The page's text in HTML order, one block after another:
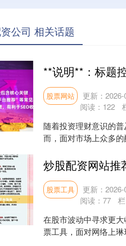
公司 相关话题
股票网站 更新：2026-
阅读： 122
随着投资理财意识的
而，面对市场上众多
炒股配资网站推
股票工具 更新：2026-
阅读： 77
在股市波动中寻求更
票工具，面对网络上